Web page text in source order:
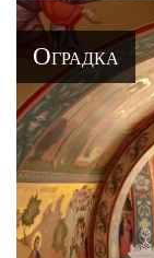
Оградка